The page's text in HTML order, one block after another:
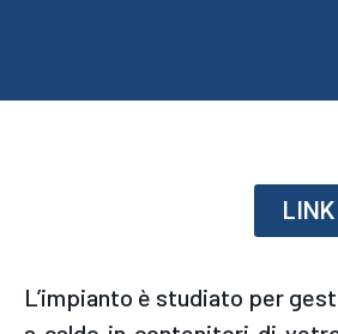
L’impianto è studiato per